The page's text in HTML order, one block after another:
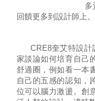
多
回饋更多到設計師上。
CRE8奎艾特設計
家談論如何培育自己
舒適圈，例如看一本
自己的五感的認知，
位可以腦力激盪。創